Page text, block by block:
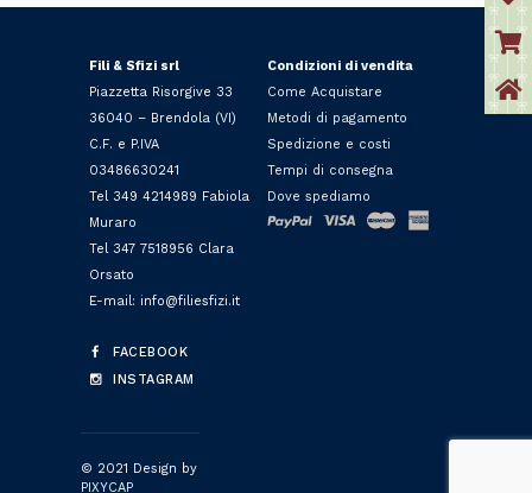
Fili & Sfizi srl
Piazzetta Risorgive 33
36040 – Brendola (VI)
C.F. e P.IVA
03486630241
Tel 349 4214989 Fabiola
Muraro
Tel 347 7518956 Clara
Orsato
E-mail: info@filiesfizi.it
FACEBOOK
INSTAGRAM
Condizioni di vendita
Come Acquistare
Metodi di pagamento
Spedizione e costi
Tempi di consegna
Dove spediamo
© 2021 Design by
PIXYCAP